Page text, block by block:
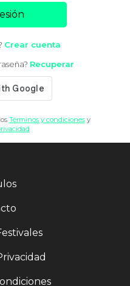
Crear cuenta
Recuperar
Términos y condicionesy